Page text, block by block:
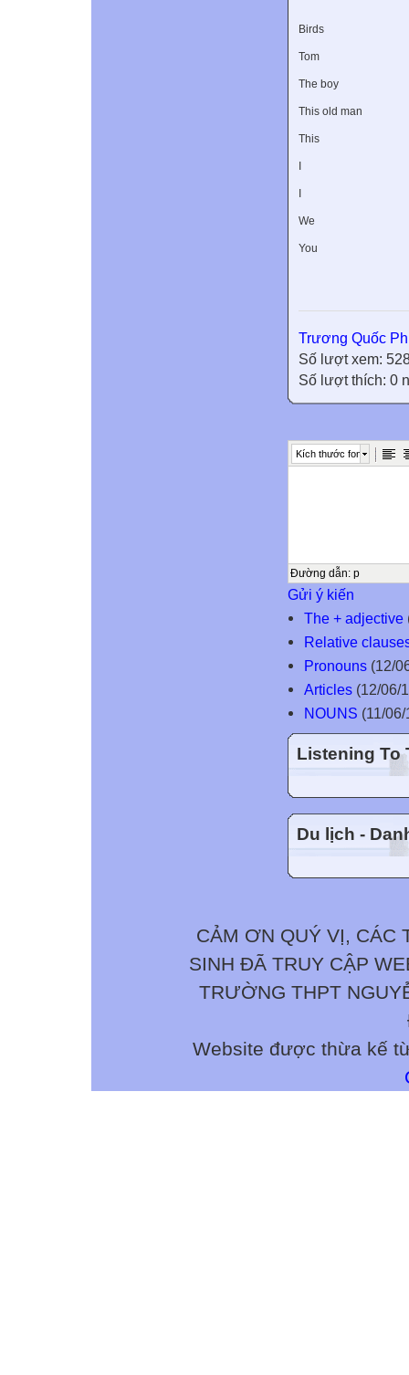
Birds
Tom
The boy
This old man
This
We
You
Trương Quốc
Số lượt xem:
Số lượt thích: 0
Kích thước font
Đường dẫn: p
Gửi ý kiến
The + adjective
Relative
Pronouns (12/
Articles (12/06/
NOUNS (11/06/
Listening To
Du lịch -
CẢM ƠN QUÝ VỊ, CÁC
SINH ĐÃ TRUY CẬP
TRƯỜNG THPT
Website được thừa kế